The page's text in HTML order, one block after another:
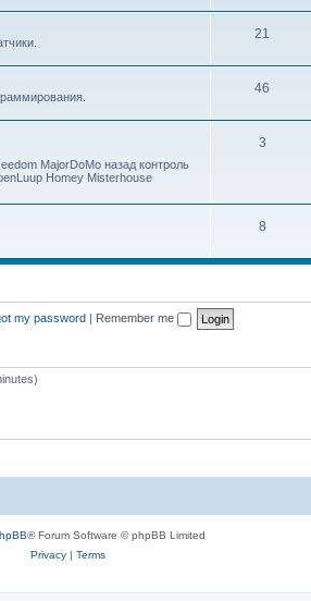
21
46
MajorDoMo назад контроль
Homey Misterhouse
3
8
my password | Remember me
® Forum Software © phpBB Limited
Privacy| Terms